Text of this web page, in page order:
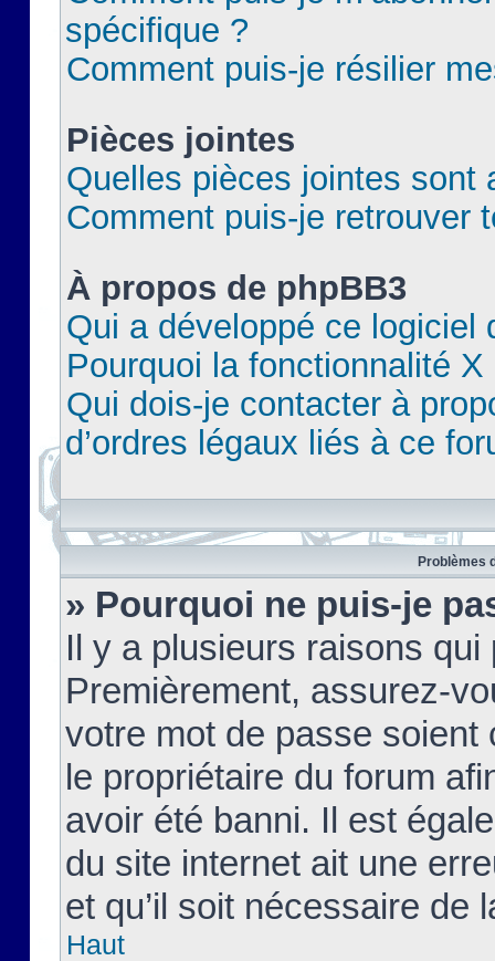
spécifique ?
Comment puis-je résilier
Pièces jointes
Quelles pièces jointes sont
Comment puis-je retrouver
À propos de phpBB3
Qui a développé ce logiciel
Pourquoi la fonctionnalité X
Qui dois-je contacter à
d’ordres légaux liés à ce
Problèmes
» Pourquoi ne puis-je
Il y a plusieurs raisons
Premièrement, assurez-
votre mot de passe soient
le propriétaire du forum
avoir été banni. Il est
du site internet ait une
et qu’il soit nécessaire de
Haut